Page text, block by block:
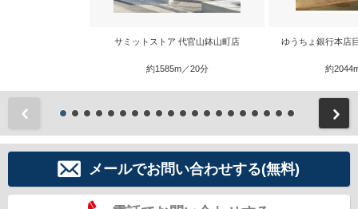
サミットストア 代官山鉢山町店
約1585m／20分
ゆうちょ銀行本店
約
メールでお問い合わせする(無料)